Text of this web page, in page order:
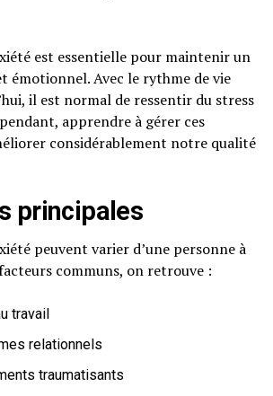
est essentielle pour maintenir un
émotionnel. Avec le rythme de vie
il est normal de ressentir du stress
apprendre à gérer ces
considérablement notre qualité
principales
peuvent varier d’une personne à
communs, on retrouve :
travail
relationnels
traumatisants